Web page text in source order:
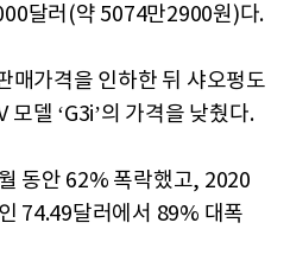
달러(약 5074만2900원)다.
매가격을 인하한 뒤 샤오펑도
모델 ‘G3i’의 가격을 낮췄다.
동안 62% 폭락했고, 2020
74.49달러에서 89% 대폭